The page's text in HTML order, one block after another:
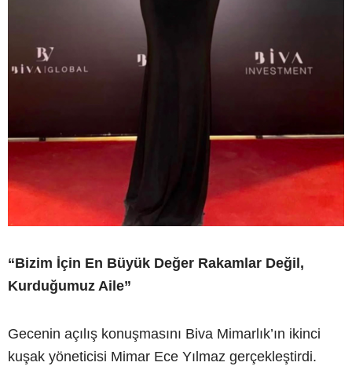
“Bizim İçin En Büyük Değer Rakamlar Değil,
Kurduğumuz Aile”
Gecenin açılış konuşmasını Biva Mimarlık’ın ikinci
kuşak yöneticisi Mimar Ece Yılmaz gerçekleştirdi.